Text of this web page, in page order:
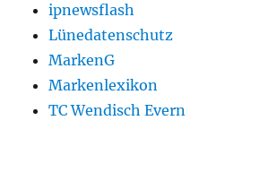
ipnewsflash
Lünedatenschutz
MarkenG
Markenlexikon
TC Wendisch Evern